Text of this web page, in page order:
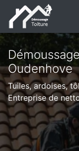
Oudenhove
Tuiles, ardoises,
Entreprise de